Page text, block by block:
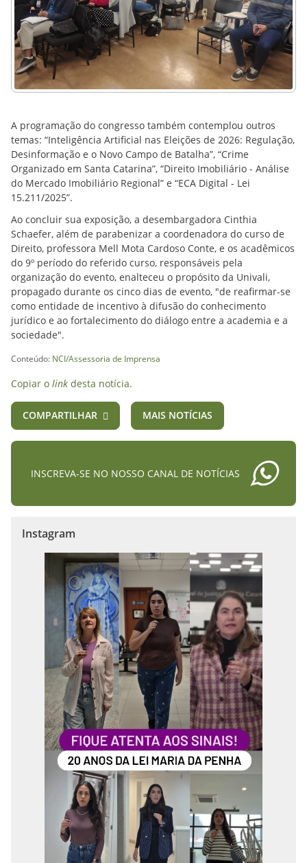
A programação do congresso também contemplou outros
temas: “Inteligência Artificial nas Eleições de 2026: Regulação,
Desinformação e o Novo Campo de Batalha”, “Crime
Organizado em Santa Catarina”, “Direito Imobiliário - Análise
do Mercado Imobiliário Regional” e “ECA Digital - Lei
15.211/2025”.
Ao concluir sua exposição, a desembargadora Cinthia
Schaefer, além de parabenizar a coordenadora do curso de
Direito, professora Mell Mota Cardoso Conte, e os acadêmicos
do 9º período do referido curso, responsáveis pela
organização do evento, enalteceu o propósito da Univali,
propagado durante os cinco dias de evento, "de reafirmar-se
como entidade de incentivo à difusão do conhecimento
jurídico e ao fortalecimento do diálogo entre a academia e a
sociedade".
Conteúdo: NCI/Assessoria de Imprensa
Copiar o link desta notícia.
COMPARTILHAR MAIS NOTÍCIAS
INSCREVA-SE NO NOSSO CANAL DE NOTÍCIAS
Instagram